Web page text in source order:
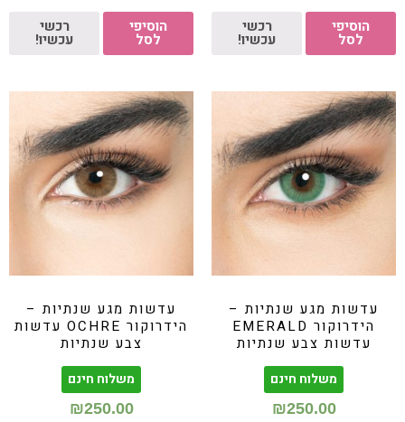
הוסיפי
לסל
רכשי
עכשיו!
הוסיפי
לסל
רכשי
עכשיו!
עדשות מגע שנתיות –
הידרוקור EMERALD
עדשות צבע שנתיות
משלוח חינם
₪250.00
עדשות מגע שנתיות –
הידרוקור OCHRE עדשות
צבע שנתיות
משלוח חינם
₪250.00